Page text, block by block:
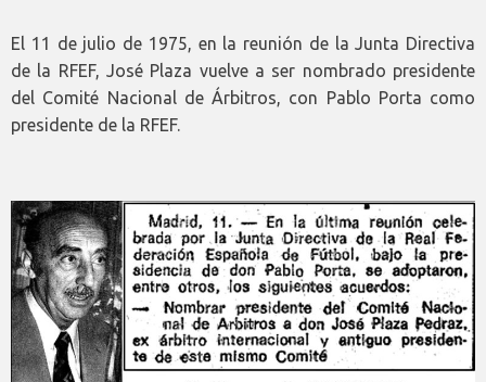
El 11 de julio de 1975, en la reunión de la Junta Directiva
de la RFEF, José Plaza vuelve a ser nombrado presidente
del Comité Nacional de Árbitros, con Pablo Porta como
presidente de la RFEF.